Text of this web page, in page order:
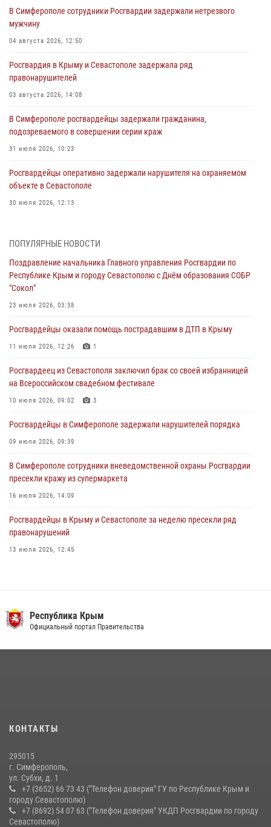
В Симферополе сотрудники Росгвардии задержали нетрезвого
мужчину
04 августа 2026, 12:50
Росгвардия в Крыму и Севастополе задержала ряд
правонарушителей
03 августа 2026, 14:08
В Симферополе росгвардейцы задержали гражданина,
подозреваемого в совершении серии краж
31 июля 2026, 10:23
Росгвардейцы оперативно задержали нарушителя на охраняемом
объекте в Севастополе
30 июля 2026, 12:13
охраняемом объекте
Росгвардейцы Крыма и Севастополя отметили День Крещения Руси
в краже из гипермаркета
24 июля 2026, 12:21
Поздравление начальника Главного управления Росгвардии по
Республике Крым и городу Севастополю с Днём образования СОБР
"Сокол"
ПОПУЛЯРНЫЕ НОВОСТИ
Поздравление начальника Главного управления Росгвардии по
Республике Крым и городу Севастополю с Днём образования СОБР
"Сокол"
23 июля 2026, 03:38
Росгвардейцы оказали помощь пострадавшим в ДТП в Крыму
11 июля 2026, 12:26 1
Росгвардеец из Севастополя заключил брак со своей избранницей
на Всероссийском свадебном фестивале
10 июля 2026, 09:02 3
Росгвардейцы в Симферополе задержали нарушителей порядка
09 июля 2026, 09:39
В Симферополе сотрудники вневедомственной охраны Росгвардии
пресекли кражу из супермаркета
16 июля 2026, 14:09
Росгвардейцы в Крыму и Севастополе за неделю пресекли ряд
правонарушений
13 июля 2026, 12:45
В Ялте росгвардейцы задержали подозреваемого в краже
10 июля 2026, 15:10
Республика Крым
Официальный портал Правительства
КОНТАКТЫ
295015
г. Симферополь,
ул. Субхи, д. 1
+7 (3652) 66 73 43 ("Телефон доверия" ГУ по Республике Крым и
городу Севастополю)
+7 (8692) 54 07 63 ("Телефон доверия" УКДП Росгвардии по городу
Севастополю)